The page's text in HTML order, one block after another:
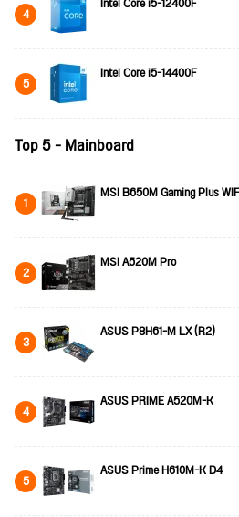
4
5 Intel Core i5-14400F
Top 5 - Mainboard
1 MSI B650M Gaming Plus
2 MSI A520M Pro
3 ASUS P8H61-M LX (R2)
4 ASUS PRIME A520M-K
5 ASUS Prime H610M-K D4